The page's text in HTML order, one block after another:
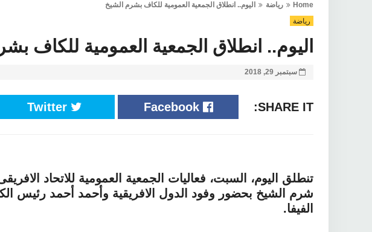
Home رياضة
اليوم.. انطلاق الجمعية العمومية للكاف بشرم الشيخ
رياضة
اليوم.. انطلاق الجمعية العمومية للكاف
سبتمبر 29, 2018
SHARE IT:
Facebook
Twitter
تنطلق اليوم، السبت، فعاليات الجمعية العمومية للاتحاد
شرم الشيخ بحضور وفود الدول الافريقية وأحمد أحمد رئيس
الفيفا.